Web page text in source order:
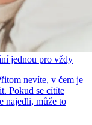
jednou pro vždy
nevíte, v čem je
Pokud se cítíte
najedli, může to